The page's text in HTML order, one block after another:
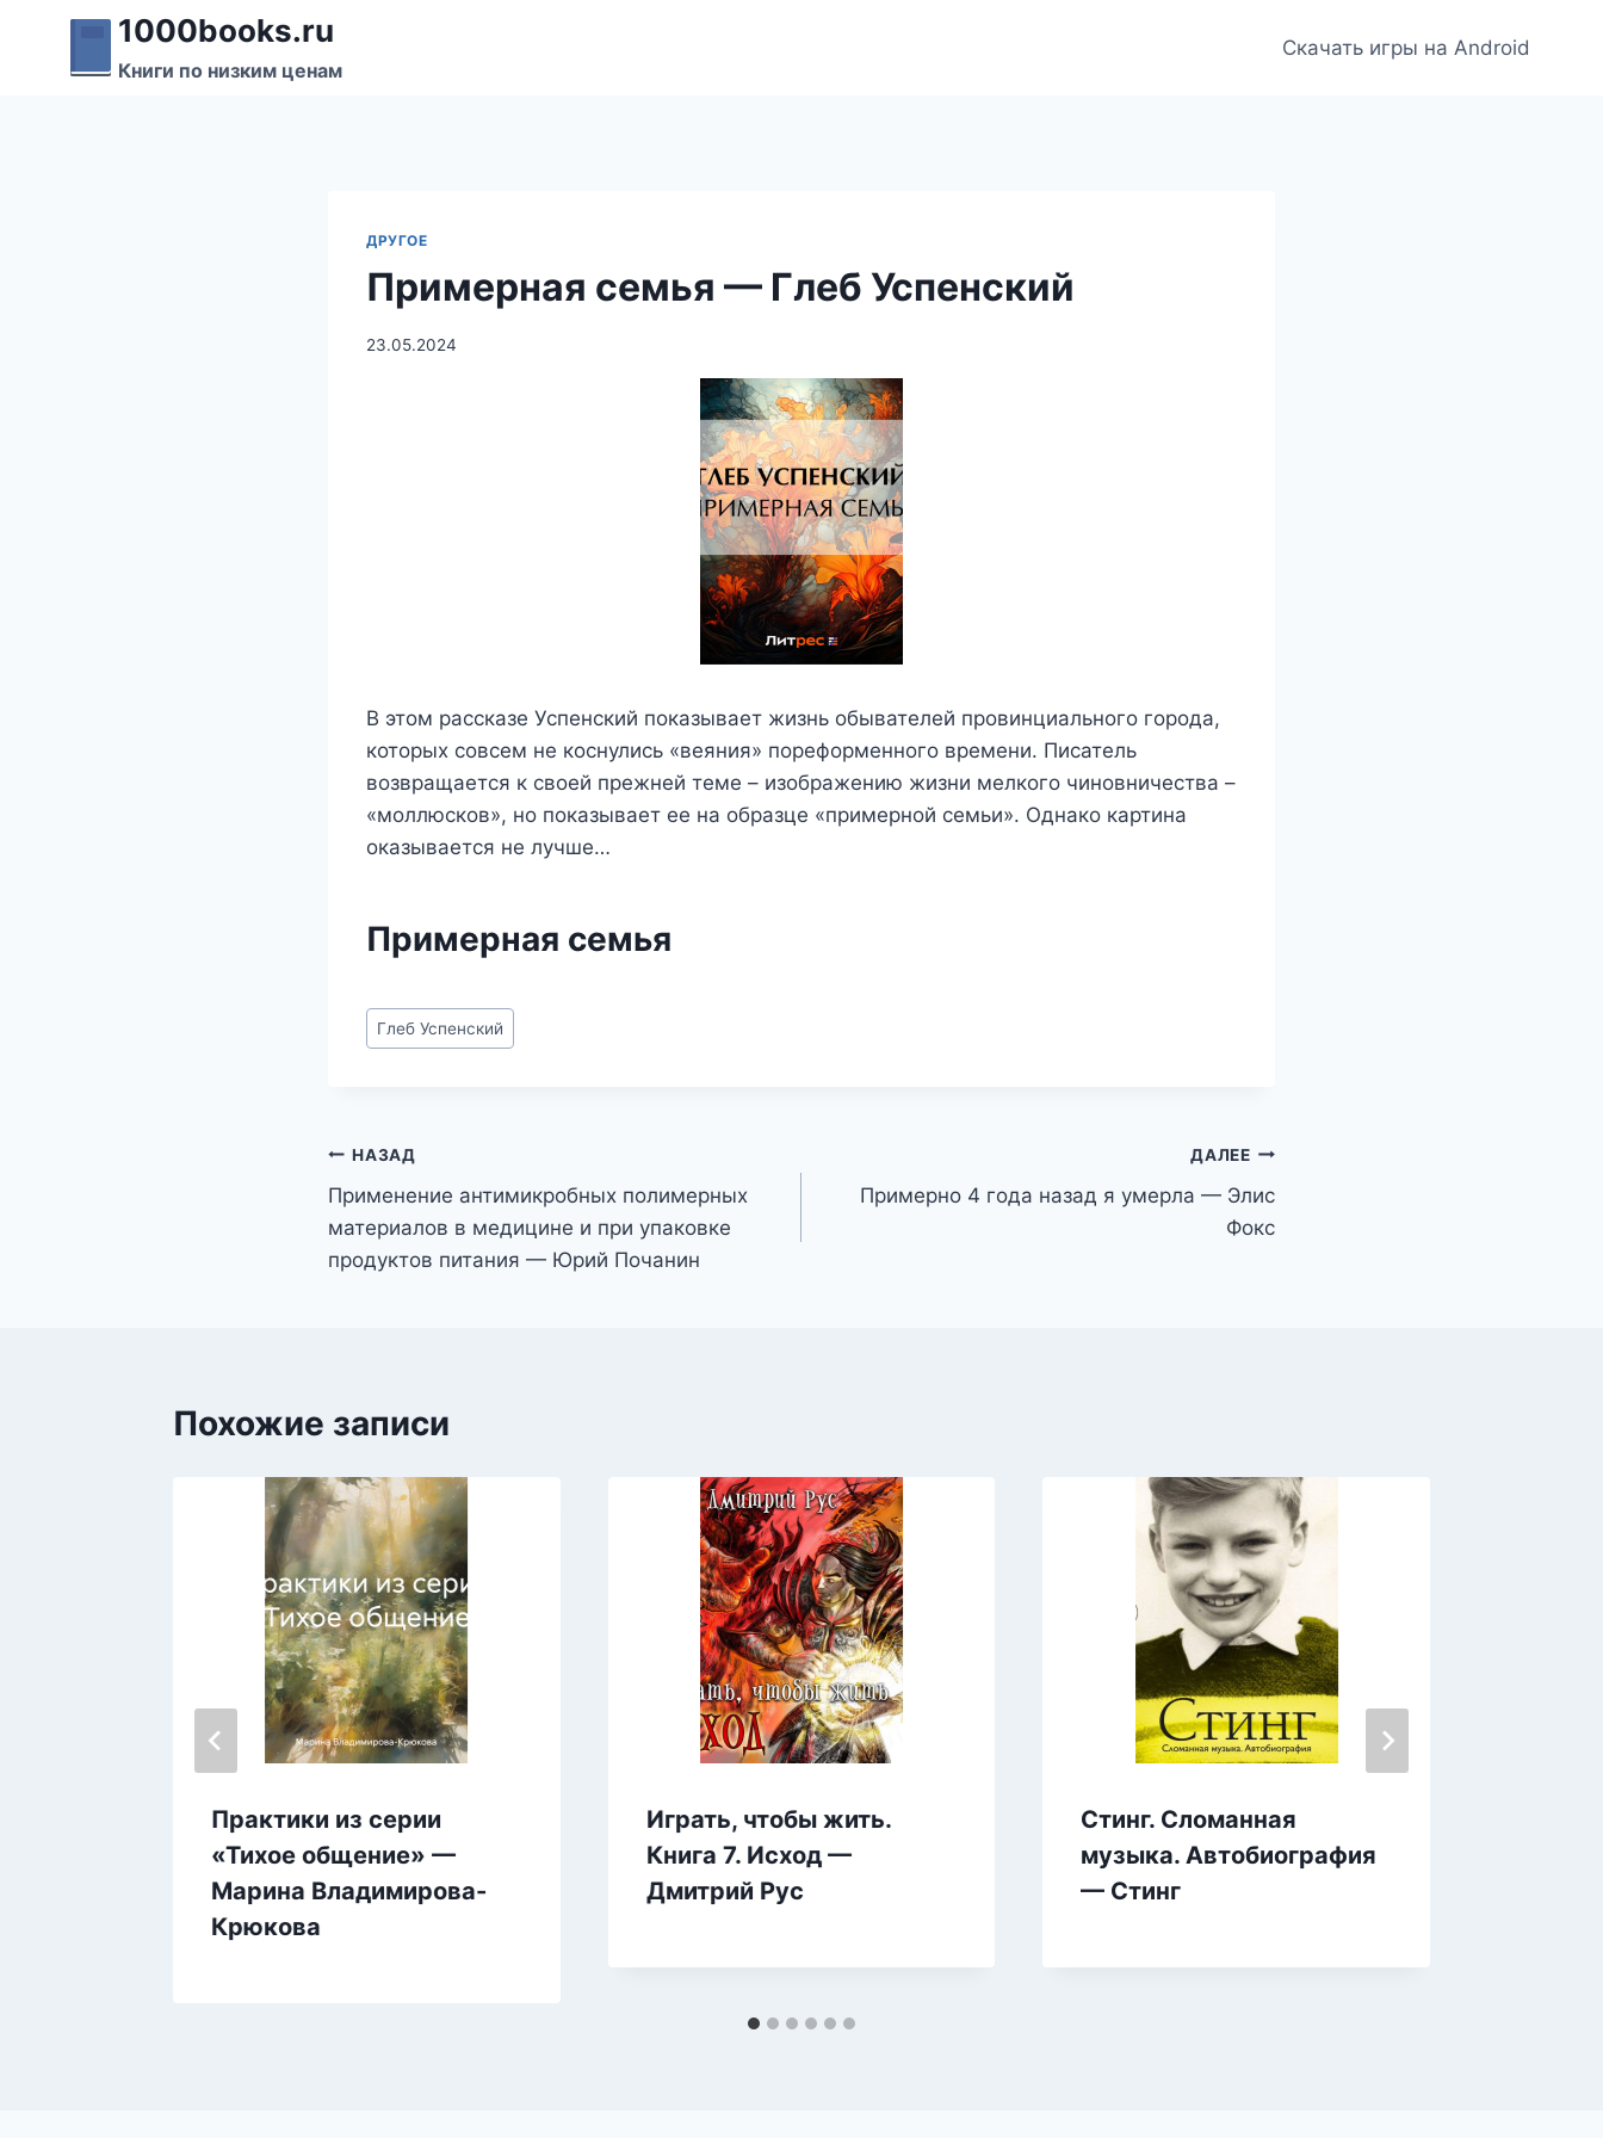
Перейти
содержимому
1000books.ru
Книги по низким ценам
Скачать игры на Android
ДРУГОЕ
Примерная семья — Глеб Успенский
23.05.2024
В этом рассказе Успенский показывает жизнь обывателей провинциального города,
которых совсем не коснулись «веяния» пореформенного времени. Писатель
возвращается к своей прежней теме – изображению жизни мелкого чиновничества –
«моллюсков», но показывает ее на образце «примерной семьи». Однако картина
оказывается не лучше…
Примерная семья
Метки
записи:
Глеб Успенский
Навигация
по
записям
НАЗАД
Применение антимикробных полимерных
материалов в медицине и при упаковке
продуктов питания — Юрий Почанин
ДАЛЕЕ
Примерно 4 года назад я умерла — Элис
Фокс
Похожие записи
Практики из серии
«Тихое общение» —
Марина Владимирова-
Крюкова
Играть, чтобы жить.
Книга 7. Исход —
Дмитрий Рус
Стинг. Сломанная
музыка. Автобиография
— Стинг